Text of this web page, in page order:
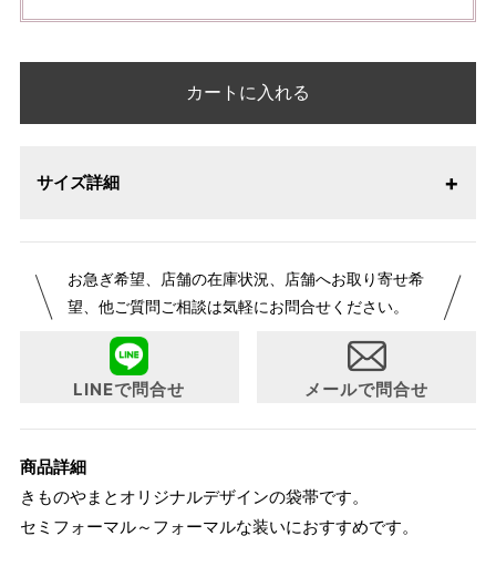
カートに入れる
サイズ詳細
が変更になりました。パターンオーダーは、お客様のお声か
らよりお召しになりやすい寸法に変更いたしました。変更点
について詳細をお知りになりたい方はお問い合わせくださ
お急ぎ希望、店舗の在庫状況、店舗へお取り寄せ希
望、他ご質問ご相談は気軽にお問合せください。
LINEで問合せ メールで問合せ
商品詳細
きものやまとオリジナルデザインの袋帯です。
セミフォーマル～フォーマルな装いにおすすめです。